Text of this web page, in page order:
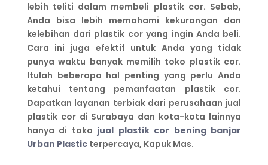
lebih teliti dalam membeli plastik cor. Sebab,
Anda bisa lebih memahami kekurangan dan
kelebihan dari plastik cor yang ingin Anda beli.
Cara ini juga efektif untuk Anda yang tidak
punya waktu banyak memilih toko plastik cor.
Itulah beberapa hal penting yang perlu Anda
ketahui tentang pemanfaatan plastik cor.
Dapatkan layanan terbiak dari perusahaan jual
plastik cor di Surabaya dan kota-kota lainnya
hanya di toko jual plastik cor bening banjar
Urban Plastic terpercaya, Kapuk Mas.